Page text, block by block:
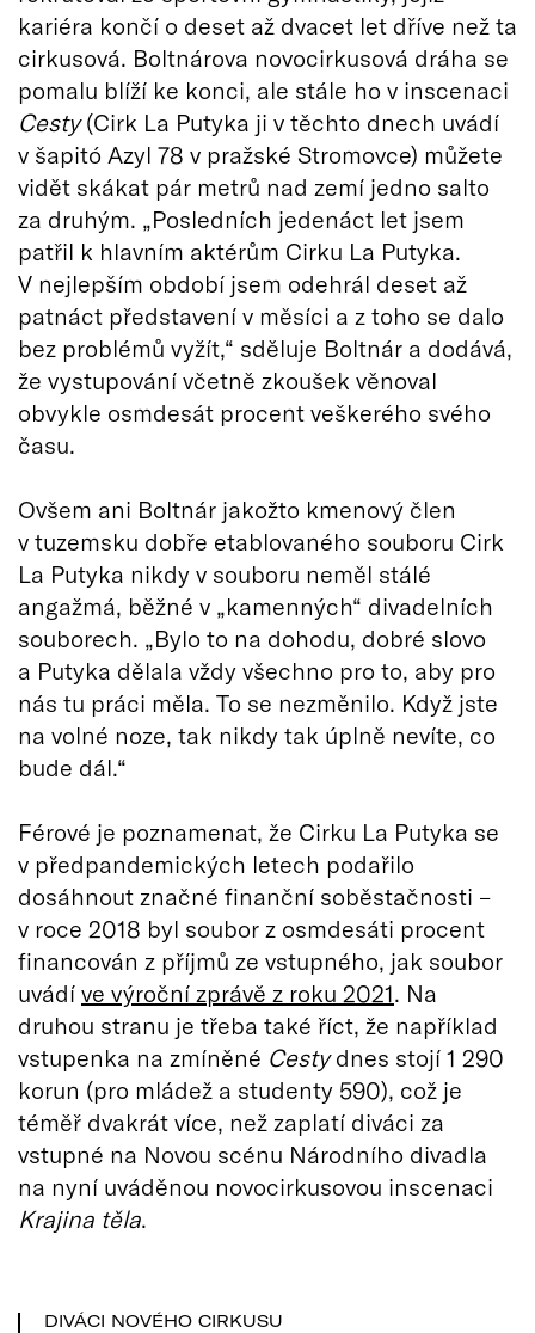
kariéra končí o deset až dvacet let dříve než ta
cirkusová. Boltnárova novocirkusová dráha se
pomalu blíží ke konci, ale stále ho v inscenaci
Cesty(Cirk La Putyka ji v těchto dnech uvádí
v šapitó Azyl 78 v pražské Stromovce) můžete
vidět skákat pár metrů nad zemí jedno salto
za druhým. „Posledních jedenáct let jsem
patřil k hlavním aktérům Cirku La Putyka.
V nejlepším období jsem odehrál deset až
patnáct představení v měsíci a z toho se dalo
bez problémů vyžít,“ sděluje Boltnár a dodává,
že vystupování včetně zkoušek věnoval
obvykle osmdesát procent veškerého svého
času.
Ovšem ani Boltnár jakožto kmenový člen
v tuzemsku dobře etablovaného souboru Cirk
La Putyka nikdy v souboru neměl stálé
angažmá, běžné v „kamenných“ divadelních
souborech. „Bylo to na dohodu, dobré slovo
a Putyka dělala vždy všechno pro to, aby pro
nás tu práci měla. To se nezměnilo. Když jste
na volné noze, tak nikdy tak úplně nevíte, co
bude dál.“
Férové je poznamenat, že Cirku La Putyka se
v předpandemických letech podařilo
dosáhnout značné finanční soběstačnosti –
v roce 2018 byl soubor z osmdesáti procent
financován z příjmů ze vstupného, jak soubor
uvádí ve výroční zprávě z roku 2021. Na
druhou stranu je třeba také říct, že například
vstupenka na zmíněné Cestydnes stojí 1 290
korun (pro mládež a studenty 590), což je
téměř dvakrát více, než zaplatí diváci za
vstupné na Novou scénu Národního divadla
na nyní uváděnou novocirkusovou inscenaci
Krajina těla.
DIVÁCI NOVÉHO CIRKUSU